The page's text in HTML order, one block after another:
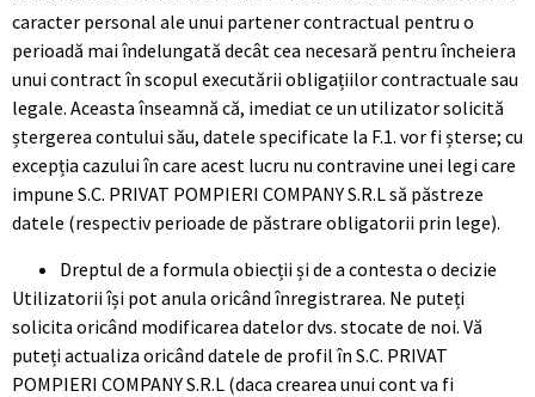
caracter personal ale unui partener contractual pentru o
perioadă mai îndelungată decât cea necesară pentru încheiera
unui contract în scopul executării obligațiilor contractuale sau
legale. Aceasta înseamnă că, imediat ce un utilizator solicită
ștergerea contului său, datele specificate la F.1. vor fi șterse; cu
excepția cazului în care acest lucru nu contravine unei legi care
impune S.C. PRIVAT POMPIERI COMPANY S.R.L să păstreze
datele (respectiv perioade de păstrare obligatorii prin lege).
Dreptul de a formula obiecții și de a contesta o decizie
Utilizatorii își pot anula oricând înregistrarea. Ne puteți
solicita oricând modificarea datelor dvs. stocate de noi. Vă
puteți actualiza oricând datele de profil în S.C. PRIVAT
POMPIERI COMPANY S.R.L (daca crearea unui cont va fi